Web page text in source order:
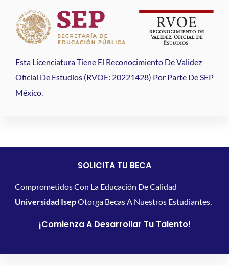
Esta Licenciatura Tiene El Reconocimiento De Validez
Oficial De Estudios (RVOE: 20221428) Por Parte De SEP
México.
SOLICITA TU BECA
Comprometidos Con La Educación De Calidad
Universidad IsepOtorga Becas A Nuestros Estudiantes.
¡Comienza A Desarrollar Tu Talento!